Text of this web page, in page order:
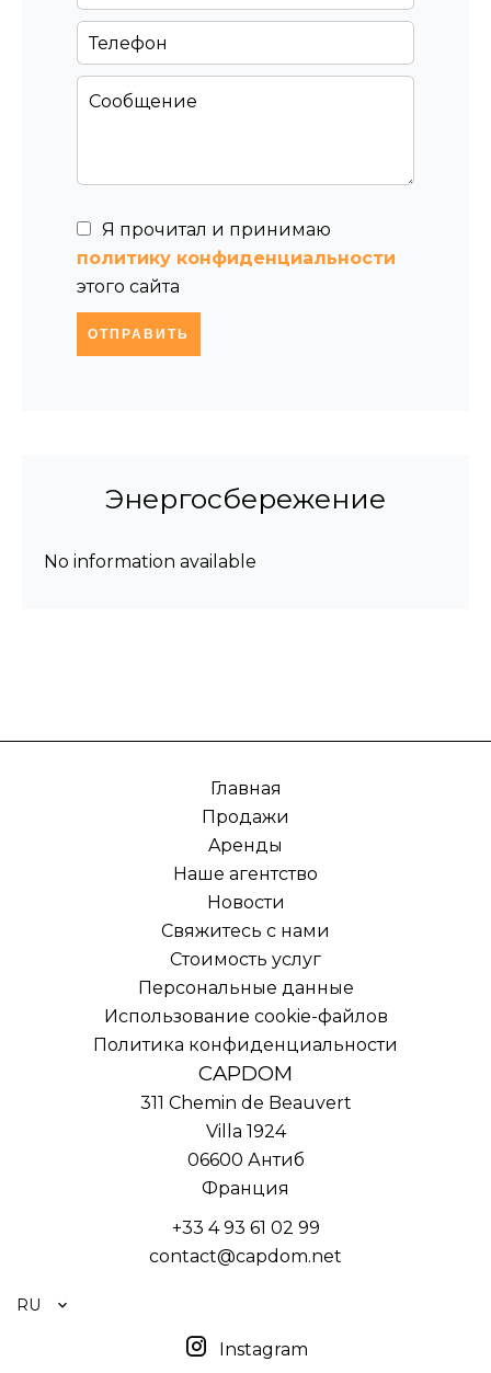
Я прочитал и принимаю
политику конфиденциальности
этого сайта
ОТПРАВИТЬ
Энергосбережение
No information available
Главная
Продажи
Aренды
Наше агентство
Новости
Свяжитесь с нами
Стоимость услуг
Персональные данные
Использование cookie-файлов
Политика конфиденциальности
CAPDOM
311 Chemin de Beauvert
Villa 1924
06600 Антиб
Франция
+33 4 93 61 02 99
contact@capdom.net
RU
Instagram